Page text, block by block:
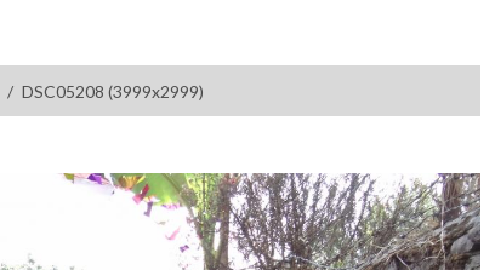
DSC05208 (3999x2999)